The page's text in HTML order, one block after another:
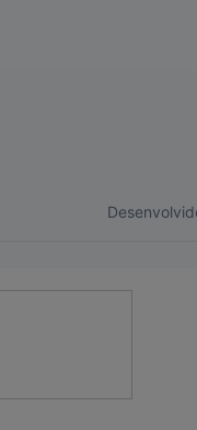
visualizaram o fato